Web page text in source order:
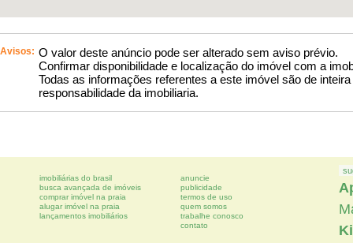
Avisos: O valor deste anúncio pode ser alterado sem aviso prévio.
Confirmar disponibilidade e localização do imóvel com a
Todas as informações referentes a este imóvel são de inteira
responsabilidade da imobiliaria.
imobiliárias do brasil
busca avançada de imóveis
comprar imóvel na praia
alugar imóvel na praia
lançamentos imobiliários
anuncie
publicidade
termos de uso
quem somos
trabalhe conosco
contato